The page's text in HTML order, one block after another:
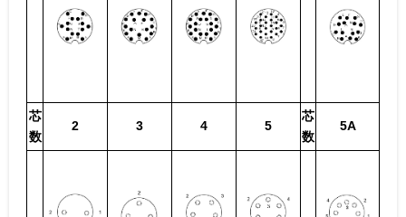
芯
数
2 3 4 5
芯
数
5A